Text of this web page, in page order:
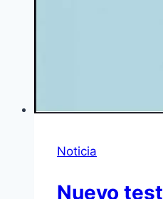
Noticia
Nuevo